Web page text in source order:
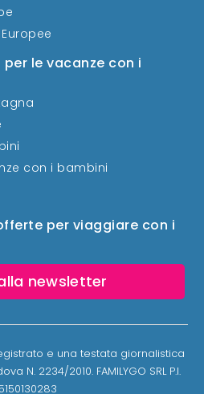
per viaggiare con i
newsletter
le vacanze con i
con i bambini
e una testata giornalistica
N. 2234/2010. FAMILYGO SRL P.I.